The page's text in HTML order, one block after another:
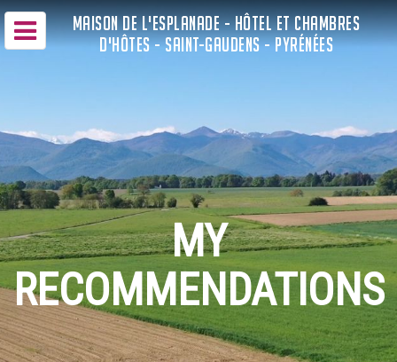
MAISON DE L'ESPLANADE - HÔTEL ET CHAMBRES
D'HÔTES - SAINT-GAUDENS - PYRÉNÉES
MY
RECOMMENDATIONS